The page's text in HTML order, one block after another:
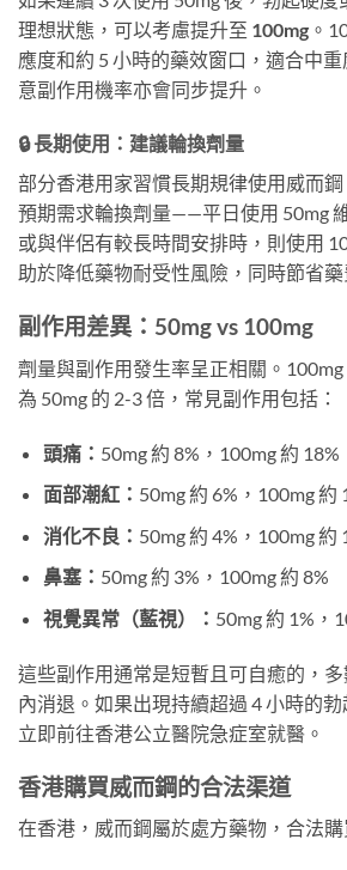
理想狀態，可以考慮提升至 100mg 。
應度和約 5 小時的藥效窗口，適合中
意副作用機率亦會同步提升。
🔒 長期使用：建議輪換劑量
部分香港用家習慣長期規律使用威而
預期需求輪換劑量——平日使用 50mg
或與伴侶有較長時間安排時，則使用
助於降低藥物耐受性風險，同時節省藥
副作用差異：50mg vs 100mg
劑量與副作用發生率呈正相關。
為 50mg 的 2-3 倍，常見副作用包括：
頭痛： 50mg 約 8%，100mg 約 18%
面部潮紅： 50mg 約 6%，100mg 約
消化不良： 50mg 約 4%，100mg 約
鼻塞： 50mg 約 3%，100mg 約 8%
視覺異常（藍視）： 50mg 約 1%，
這些副作用通常是短暫且可自癒的，
內消退。如果出現持續超過 4 小時的
立即前往香港公立醫院急症室就醫。
香港購買威而鋼的合法渠道
在香港，威而鋼屬於處方藥物，合法購